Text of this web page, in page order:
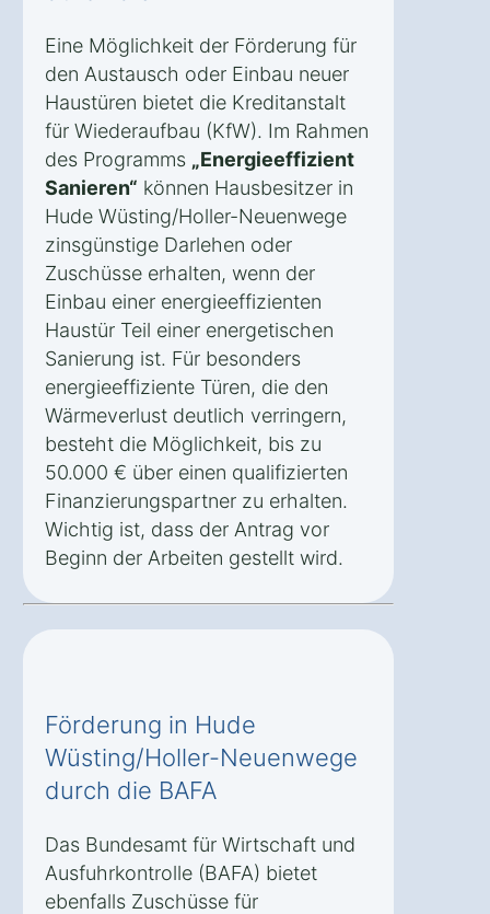
Eine Möglichkeit der Förderung für
den Austausch oder Einbau neuer
Haustüren bietet die Kreditanstalt
für Wiederaufbau (KfW). Im Rahmen
des Programms „Energieeffizient
Sanieren“ können Hausbesitzer in
Hude Wüsting/Holler-Neuenwege
zinsgünstige Darlehen oder
Zuschüsse erhalten, wenn der
Einbau einer energieeffizienten
Haustür Teil einer energetischen
Sanierung ist. Für besonders
energieeffiziente Türen, die den
Wärmeverlust deutlich verringern,
besteht die Möglichkeit, bis zu
50.000 € über einen qualifizierten
Finanzierungspartner zu erhalten.
Wichtig ist, dass der Antrag vor
Beginn der Arbeiten gestellt wird.
Förderung in Hude
Wüsting/Holler-Neuenwege
durch die BAFA
Das Bundesamt für Wirtschaft und
Ausfuhrkontrolle (BAFA) bietet
ebenfalls Zuschüsse für